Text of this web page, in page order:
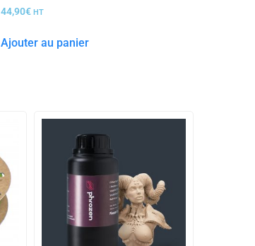
44,90€ HT
Ajouter au panier